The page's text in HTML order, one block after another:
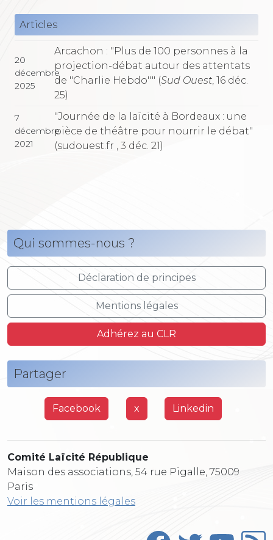
Articles
20
décembre
2025
Arcachon : "Plus de 100 personnes à la
projection-débat autour des attentats
de "Charlie Hebdo"" (Sud Ouest , 16 déc.
25)
7
décembre
2021
"Journée de la laïcité à Bordeaux : une
pièce de théâtre pour nourrir le débat"
(sudouest.fr , 3 déc. 21)
Qui sommes-nous ?
Déclaration de principes
Mentions légales
Adhérez au CLR
Partager
Facebook x Linkedin
Comité Laïcité République
Maison des associations, 54 rue Pigalle, 75009
Paris
Voir les mentions légales